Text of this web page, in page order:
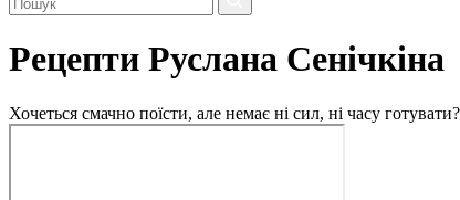
Рецепти Руслана Сенічкіна
Хочеться смачно поїсти, але немає ні сил, ні часу